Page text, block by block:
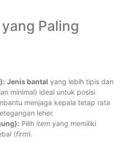
Paling
Jenis bantal yang lebih tipis dan
minimal) ideal untuk posisi
menjaga kepala tetap rata
leher.
Pilih item yang memiliki
(firm).